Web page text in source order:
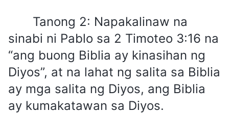
Tanong 2: Napakalinaw na
sinabi ni Pablo sa 2 Timoteo 3:16 na
“ang buong Biblia ay kinasihan ng
Diyos”, at na lahat ng salita sa Biblia
ay mga salita ng Diyos, ang Biblia
ay kumakatawan sa Diyos.